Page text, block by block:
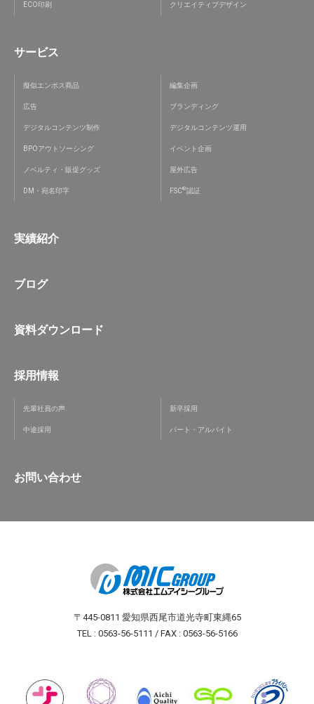
ECO印刷 クリエイティブデザイン
サービス
擬似エンボス商品 編集企画
広告 ブランディング
デジタルコンテンツ制作 デジタルコンテンツ運用
BPOアウトソーシング イベント企画
ノベルティ・販促グッズ 屋外広告
DM・宛名印字 FSC®認証
実績紹介
ブログ
資料ダウンロード
採用情報
先輩社員の声 新卒採用
中途採用 パート・アルバイト
お問い合わせ
〒445-0811 愛知県西尾市道光寺町東縄65
TEL : 0563-56-5111 / FAX : 0563-56-5166